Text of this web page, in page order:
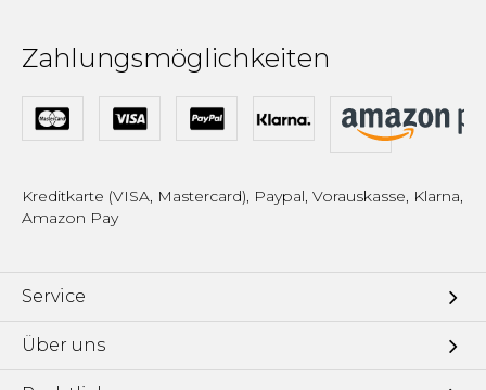
Zahlungsmöglichkeiten
Kreditkarte (VISA, Mastercard), Paypal, Vorauskasse, Klarna,
Amazon Pay
Service
Über uns